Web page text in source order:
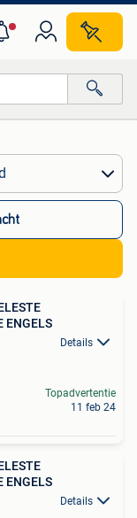
ENGELS
Details
Topadvertentie
11 feb 24
ENGELS
Details